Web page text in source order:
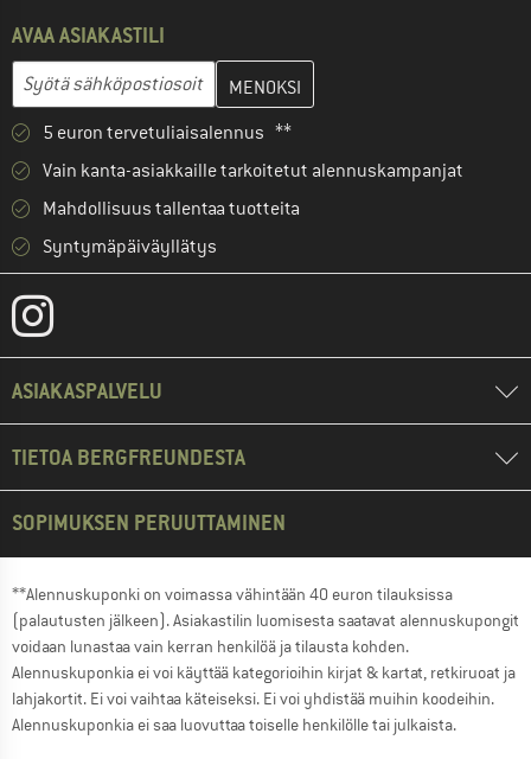
AVAA ASIAKASTILI
Sähköpostiosoite
Anna sähköpostiosoitteesi ja luo seuraavassa vaiheessa
5 euron tervetuliaisalennus **
Vain kanta-asiakkaille tarkoitetut alennuskampanjat
Mahdollisuus tallentaa tuotteita
Syntymäpäiväyllätys
ASIAKASPALVELU
TIETOA BERGFREUNDESTA
SOPIMUKSEN PERUUTTAMINEN
**Alennuskuponki on voimassa vähintään 40 euron tilauksissa
(palautusten jälkeen). Asiakastilin luomisesta saatavat alennuskupongit
voidaan lunastaa vain kerran henkilöä ja tilausta kohden.
Alennuskuponkia ei voi käyttää kategorioihin kirjat & kartat, retkiruoat ja
lahjakortit. Ei voi vaihtaa käteiseksi. Ei voi yhdistää muihin koodeihin.
Alennuskuponkia ei saa luovuttaa toiselle henkilölle tai julkaista.